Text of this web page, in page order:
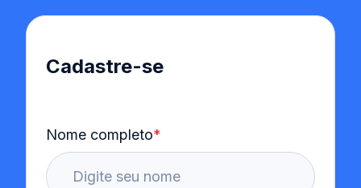
Cadastre-se
Nome completo*